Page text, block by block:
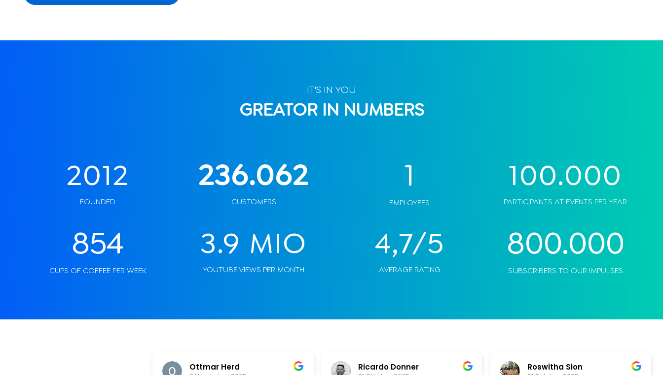
IT'S IN YOU
GREATOR IN NUMBERS
2012
FOUNDED
236.062
CUSTOMERS
1
EMPLOYEES
100.000
PARTICIPANTS AT EVENTS PER YEAR
854
CUPS OF COFFEE PER WEEK
3.9 MIO
YOUTUBE VIEWS PER MONTH
4,7/5
AVERAGE RATING
800.000
SUBSCRIBERS TO OUR IMPULSES
Ottmar Herd Ricardo Donner Roswitha Sion